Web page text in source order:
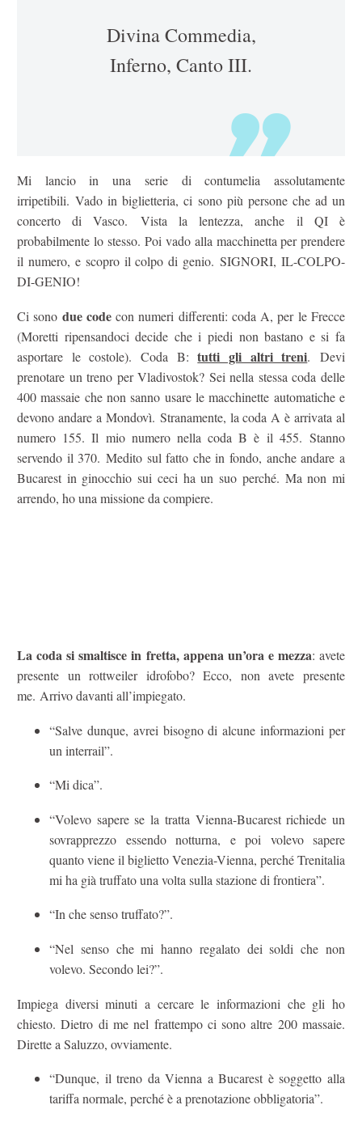
Divina Commedia,
Inferno, Canto III.
Mi lancio in una serie di contumelia assolutamente
irripetibili. Vado in biglietteria, ci sono più persone che ad un
concerto di Vasco. Vista la lentezza, anche il QI è
probabilmente lo stesso. Poi vado alla macchinetta per prendere
il numero, e scopro il colpo di genio. SIGNORI, IL-COLPO-
DI-GENIO!
Ci sono due codecon numeri differenti: coda A, per le Frecce
(Moretti ripensandoci decide che i piedi non bastano e si fa
asportare le costole). Coda B:tutti gli altri treni. Devi
prenotare un treno per Vladivostok? Sei nella stessa coda delle
400 massaie che non sanno usare le macchinette automatiche e
devono andare a Mondovì. Stranamente, la coda A è arrivata al
numero 155. Il mio numero nella coda B è il 455. Stanno
servendo il 370. Medito sul fatto che in fondo, anche andare a
Bucarest in ginocchio sui ceci ha un suo perché. Ma non mi
arrendo, ho una missione da compiere.
La coda si smaltisce in fretta, appena un’ora e mezza: avete
presente un rottweiler idrofobo? Ecco, non avete presente
me. Arrivo davanti all’impiegato.
“Salve dunque, avrei bisogno di alcune informazioni per
un interrail”.
“Mi dica”.
“Volevo sapere se la tratta Vienna-Bucarest richiede un
sovrapprezzo essendo notturna, e poi volevo sapere
quanto viene il biglietto Venezia-Vienna, perché Trenitalia
mi ha già truffato una volta sulla stazione di frontiera”.
“In che senso truffato?”.
“Nel senso che mi hanno regalato dei soldi che non
volevo. Secondo lei?”.
Impiega diversi minuti a cercare le informazioni che gli ho
chiesto. Dietro di me nel frattempo ci sono altre 200 massaie.
Dirette a Saluzzo, ovviamente.
“Dunque, il treno da Vienna a Bucarest è soggetto alla
tariffa normale, perché è a prenotazione obbligatoria”.